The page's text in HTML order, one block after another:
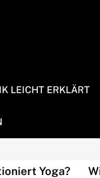
LEICHT ERKLÄRT
Yoga? Wie